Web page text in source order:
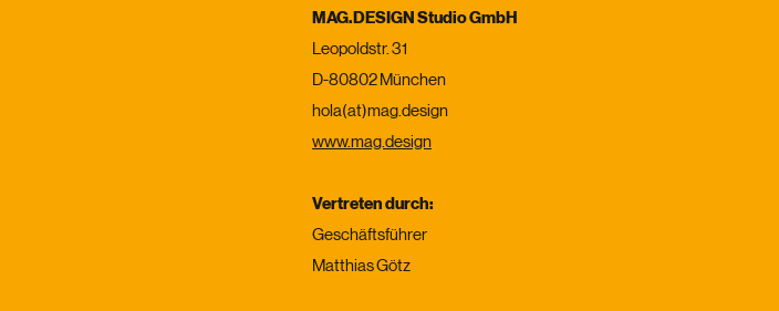
MAG.DESIGN Studio GmbH
Leopoldstr. 31
D-80802 München
hola(at)mag.design
www.mag.design
Vertreten durch:
Geschäftsführer
Matthias Götz